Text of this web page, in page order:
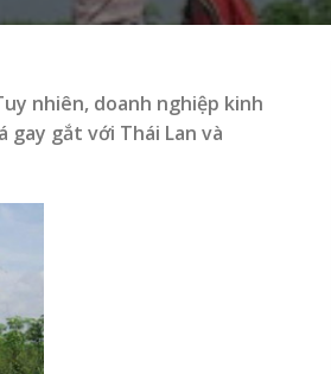
nhiên, doanh nghiệp kinh
gắt với Thái Lan và